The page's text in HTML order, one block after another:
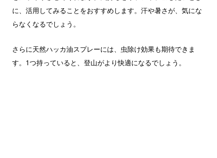
に、活用してみることをおすすめします。汗や暑さが、気にな
らなくなるでしょう。
さらに天然ハッカ油スプレーには、虫除け効果も期待できま
す。1つ持っていると、登山がより快適になるでしょう。